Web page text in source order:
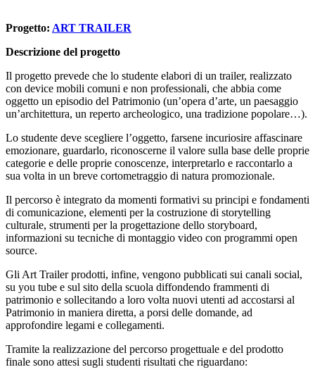
Progetto: ART TRAILER
Descrizione del progetto
Il progetto prevede che lo studente elabori di un trailer, realizzato
con device mobili comuni e non professionali, che abbia come
oggetto un episodio del Patrimonio (un’opera d’arte, un paesaggio
un’architettura, un reperto archeologico, una tradizione popolare…).
Lo studente deve scegliere l’oggetto, farsene incuriosire affascinare
emozionare, guardarlo, riconoscerne il valore sulla base delle proprie
categorie e delle proprie conoscenze, interpretarlo e raccontarlo a
sua volta in un breve cortometraggio di natura promozionale.
Il percorso è integrato da momenti formativi su principi e fondamenti
di comunicazione, elementi per la costruzione di storytelling
culturale, strumenti per la progettazione dello storyboard,
informazioni su tecniche di montaggio video con programmi open
source.
Gli Art Trailer prodotti, infine, vengono pubblicati sui canali social,
su you tube e sul sito della scuola diffondendo frammenti di
patrimonio e sollecitando a loro volta nuovi utenti ad accostarsi al
Patrimonio in maniera diretta, a porsi delle domande, ad
approfondire legami e collegamenti.
Tramite la realizzazione del percorso progettuale e del prodotto
finale sono attesi sugli studenti risultati che riguardano: